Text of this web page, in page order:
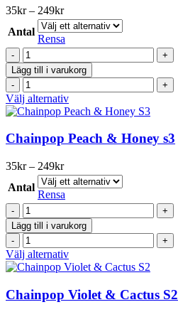
De
olika
väljas
på
produktsidan
35kr – 249krPrisintervall:
35kr
till
249kr
Antal
Rensa
Chainpop
Pomegranate
&
Melon
s3
mängd
Lägg till i varukorg
Chainpop
Pomegranate
&
Melon
s3
mängd
Välj alternativDen
här
har
De
olika
väljas
produktsidan
Chainpop Peach & Honey s3
35kr – 249krPrisintervall:
35kr
till
249kr
Antal
Rensa
Chainpop
Peach
&
Honey
s3
mängd
Lägg till i varukorg
Chainpop
Peach
&
Honey
s3
mängd
Välj alternativDen
här
har
flera
Chainpop Violet & Cactus S2